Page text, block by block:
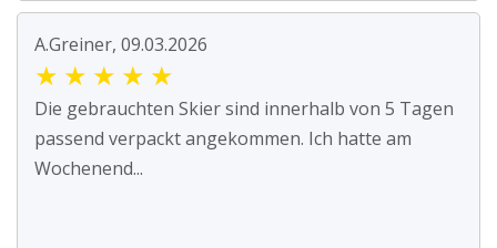
A.Greiner, 09.03.2026
★ ★ ★ ★ ★
Die gebrauchten Skier sind innerhalb von 5 Tagen
passend verpackt angekommen. Ich hatte am
Wochenend...